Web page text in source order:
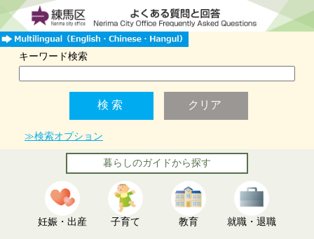
キーワード検索
≫検索オプション
暮らしのガイドから探す
妊娠・出産 子育て 教育 就職・退職